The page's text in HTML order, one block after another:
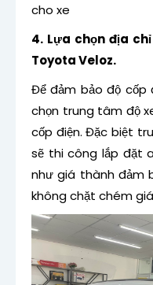
cho xe
4. Lựa chọn địa
Toyota Veloz.
Để đảm bảo độ cốp
chọn trung tâm độ
cốp điện. Đặc biệt
sẽ thi công lắp đặt
như giá thành đảm
không chặt chém